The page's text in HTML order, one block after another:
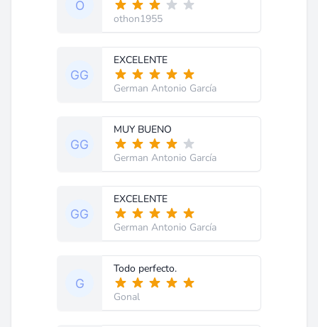
othon1955
EXCELENTE
German Antonio García
MUY BUENO
German Antonio García
EXCELENTE
German Antonio García
Todo perfecto.
Gonal